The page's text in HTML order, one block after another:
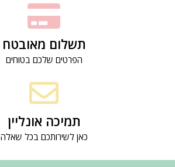
תשלום מאובטח
הפרטים שלכם בטוחים
תמיכה אונליין
כאן לשירותכם בכל שאלה